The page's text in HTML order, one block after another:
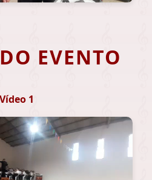
EVENTO
Vídeo 1